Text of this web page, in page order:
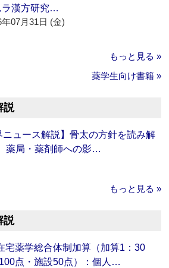
ラ漢方研究…
年07月31日 (金)
もっと見る »
薬学生向け書籍 »
説
ニュース解説】骨太の方針を読み解
薬局・薬剤師への影…
もっと見る »
説
宅薬学総合体制加算（加算1：30
点・施設50点）：個人…